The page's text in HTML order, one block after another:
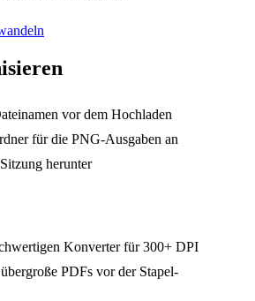
vor dem Hochladen
für die PNG-Ausgaben an
herunter
Konverter für 300+ DPI
PDFs vor der Stapel-